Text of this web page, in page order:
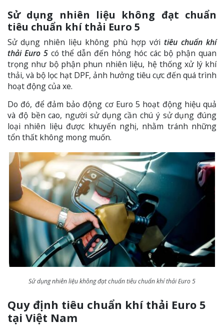
Sử dụng nhiên liệu không đạt chuẩn
tiêu chuẩn khí thải Euro 5
Sử dụng nhiên liệu không phù hợp với tiêu chuẩn khí
thải Euro 5 có thể dẫn đến hỏng hóc các bộ phận quan
trọng như bộ phận phun nhiên liệu, hệ thống xử lý khí
thải, và bộ lọc hạt DPF, ảnh hưởng tiêu cực đến quá trình
hoạt động của xe.
Do đó, để đảm bảo động cơ Euro 5 hoạt động hiệu quả
và độ bền cao, người sử dụng cần chú ý sử dụng đúng
loại nhiên liệu được khuyến nghị, nhằm tránh những
tổn thất không mong muốn.
Sử dụng nhiên liệu không đạt chuẩn tiêu chuẩn khí thải Euro 5
Quy định tiêu chuẩn khí thải Euro 5
tại Việt Nam